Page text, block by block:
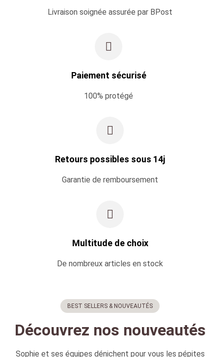
Livraison soignée assurée par BPost
Paiement sécurisé
100% protégé
Retours possibles sous 14j
Garantie de remboursement
Multitude de choix
De nombreux articles en stock
BEST SELLERS & NOUVEAUTÉS
Découvrez nos nouveautés
Sophie et ses équipes dénichent pour vous les pépites